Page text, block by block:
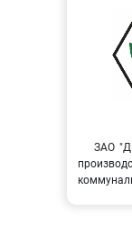
ЗАО